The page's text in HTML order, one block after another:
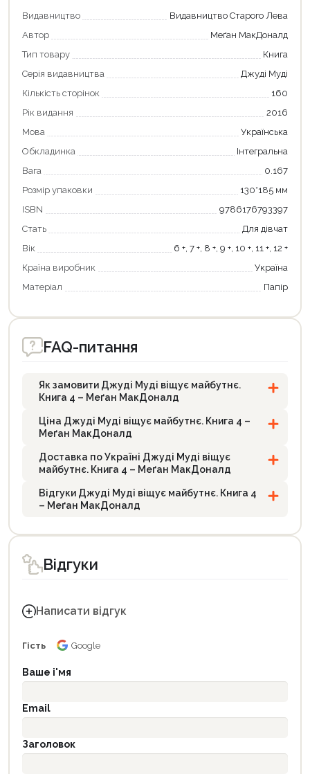
Видавництво
Видавництво Старого Лева
Автор
Меґан МакДоналд
Тип товару
Книга
Серія видавництва
Джуді Муді
Кількість сторінок
160
Рік видання
2016
Мова
Українська
Обкладинка
Інтегральна
Вага
0.167
Розмір упаковки
130*185 мм
ISBN
9786176793397
Стать
Для дівчат
Вік
6 +, 7 +, 8 +, 9 +, 10 +, 11 +, 12 +
Країна виробник
Україна
Матеріал
Папір
FAQ-питання
Як замовити Джуді Муді віщує майбутнє.
Книга 4 – Меґан МакДоналд
Ціна Джуді Муді віщує майбутнє. Книга 4 –
Меґан МакДоналд
Доставка по Україні Джуді Муді віщує
майбутнє. Книга 4 – Меґан МакДоналд
Відгуки Джуді Муді віщує майбутнє. Книга 4
– Меґан МакДоналд
Відгуки
Написати відгук
Гість Google
Ваше і'мя
Email
Заголовок